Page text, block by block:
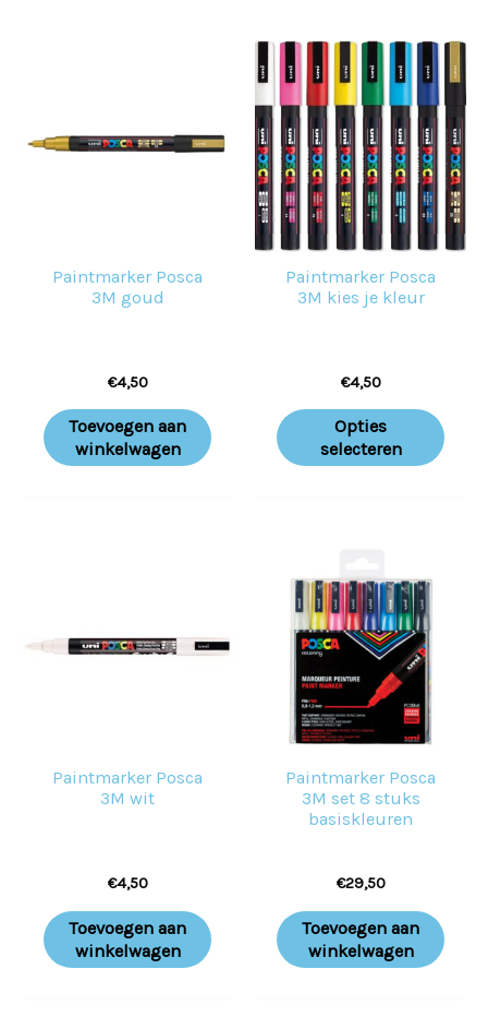
Paintmarker Posca
3M goud
€4,50
Toevoegen aan
winkelwagen
Paintmarker Posca
3M kies je kleur
€4,50
Opties
selecteren
heeft
Deze
optie
Paintmarker Posca
3M wit
€4,50
Toevoegen aan
winkelwagen
Paintmarker Posca
3M set 8 stuks
basiskleuren
€29,50
Toevoegen aan
winkelwagen